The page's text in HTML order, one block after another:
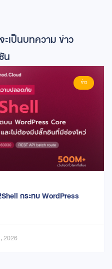
ะเป็นบทความ ข่าว
น
ข่าว
กระทบ WordPress
2026